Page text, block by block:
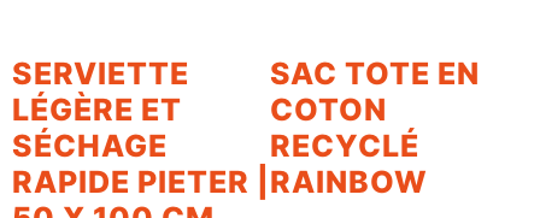
SERVIETTE
LÉGÈRE ET
SÉCHAGE
RAPIDE PIETER |
SAC TOTE EN
COTON
RECYCLÉ
RAINBOW